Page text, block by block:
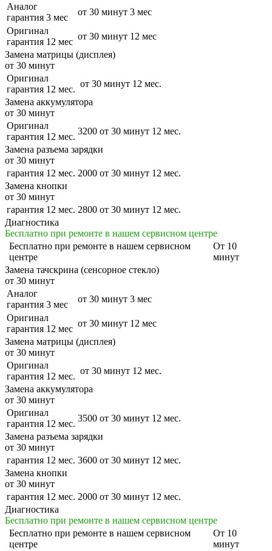
Аналог
гарантия 3 мес
от 30 минут 3 мес
Оригинал
гарантия 12 мес
от 30 минут 12 мес
Замена матрицы (дисплея)
от 30 минут
Оригинал
гарантия 12 мес.
от 30 минут 12 мес.
Замена аккумулятора
от 30 минут
Оригинал
гарантия 12 мес.
3200 от 30 минут 12 мес.
Замена разъема зарядки
от 30 минут
гарантия 12 мес. 2000 от 30 минут 12 мес.
Замена кнопки
от 30 минут
гарантия 12 мес. 2800 от 30 минут 12 мес.
Диагностика
Бесплатно при ремонте в нашем сервисном центре
Бесплатно при ремонте в нашем сервисном
центре
От 10
минут
Замена тачскрина (сенсорное стекло)
от 30 минут
Аналог
гарантия 3 мес
от 30 минут 3 мес
Оригинал
гарантия 12 мес
от 30 минут 12 мес
Замена матрицы (дисплея)
от 30 минут
Оригинал
гарантия 12 мес.
от 30 минут 12 мес.
Замена аккумулятора
от 30 минут
Оригинал
гарантия 12 мес.
3500 от 30 минут 12 мес.
Замена разъема зарядки
от 30 минут
гарантия 12 мес. 3600 от 30 минут 12 мес.
Замена кнопки
от 30 минут
гарантия 12 мес. 2000 от 30 минут 12 мес.
Диагностика
Бесплатно при ремонте в нашем сервисном центре
Бесплатно при ремонте в нашем сервисном
центре
От 10
минут